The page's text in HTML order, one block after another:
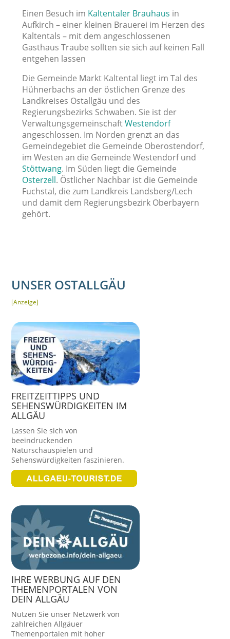
Einen Besuch im Kaltentaler Brauhaus in
Aufkirch – einer kleinen Brauerei im Herzen des
Kaltentals – mit dem angeschlossenen
Gasthaus Traube sollten sie sich auf keinen Fall
entgehen lassen
Die Gemeinde Markt Kaltental liegt im Tal des
Hühnerbachs an der östlichen Grenze des
Landkreises Ostallgäu und des
Regierungsbezirks Schwaben. Sie ist der
VerwaltungsgemeinschaftWestendorf
angeschlossen. Im Norden grenzt an das
Gemeindegebiet die Gemeinde Oberostendorf,
im Westen an die Gemeinde Westendorf und
Stöttwang. Im Süden liegt die Gemeinde
Osterzell. Östlicher Nachbar ist die Gemeinde
Fuchstal, die zum Landkreis Landsberg/Lech
und damit dem Regierungsbezirk Oberbayern
gehört.
UNSER OSTALLGÄU
[Anzeige]
FREITZEITTIPPS UND
SEHENSWÜRDIGKEITEN IM
ALLGÄU
Lassen Sie sich von
beeindruckenden
Naturschauspielen und
Sehenswürdigkeiten faszinieren.
IHRE WERBUNG AUF DEN
THEMENPORTALEN VON
DEIN ALLGÄU
Nutzen Sie unser Netzwerk von
zahlreichen Allgäuer
Themenportalen mit hoher